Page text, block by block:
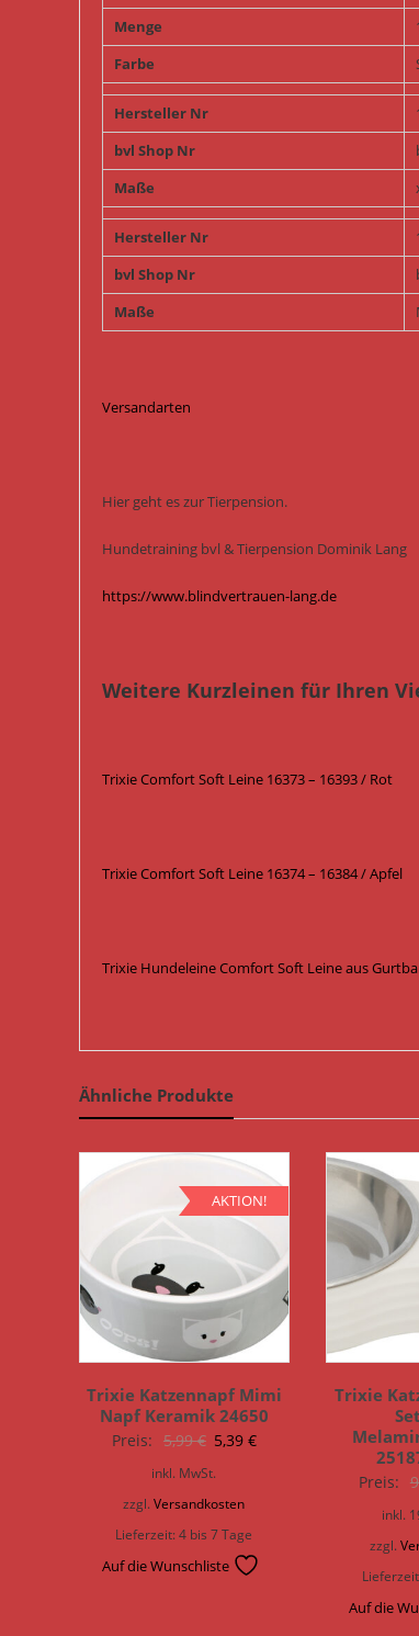
Menge
Farbe
Hersteller Nr
bvl Shop Nr
Maße
Hersteller Nr
bvl Shop Nr
Maße
Versandarten
Hier geht es zur Tierpension.
Hundetraining bvl & Tierpension Dominik Lang
https://www.blindvertrauen-lang.de
Weitere Kurzleinen für Ihren
Trixie Comfort Soft Leine 16373 – 16393 / Rot
Trixie Comfort Soft Leine 16374 – 16384 / Apfel
Trixie Hundeleine Comfort Soft Leine aus
Ähnliche Produkte
AKTION!
Trixie Katzennapf Mimi
Napf Keramik 24650
Preis: 5,99€ Ursprünglicher
Preis
5,39 €Aktueller
inkl. MwSt.
zzgl.Versandkosten
Lieferzeit:4 bis 7 Tage
Auf die Wunschliste
Trixie
Preis:
inkl.
zzgl.
Auf die